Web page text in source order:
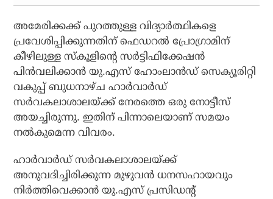
അമേരിക്കക്ക് പുറത്തുള്ള വിദ്യാര്‍ത്ഥികളെ
പ്രവേശിപ്പിക്കുന്നതിന് ഫെഡറല്‍ പ്രോഗ്രാമിന്
കീഴിലുള്ള സ്‌കൂളിന്റെ സര്‍ട്ടിഫിക്കേഷന്‍
പിന്‍വലിക്കാന്‍ യു.എസ് ഹോംലാന്‍ഡ് സെക്യൂരിറ്റി
വകുപ്പ് ബുധനാഴ്ച ഹാര്‍വാര്‍ഡ്
സര്‍വകലാശാലയ്ക്ക് നേരത്തെ ഒരു നോട്ടീസ്
അയച്ചിരുന്നു. ഇതിന് പിന്നാലെയാണ് സമയം
നല്‍കുമെന്ന വിവരം.
ഹാര്‍വാര്‍ഡ് സര്‍വകലാശാലയ്ക്ക്
അനുവദിച്ചിരിക്കുന്ന മുഴുവന്‍ ധനസഹായവും
നിര്‍ത്തിവെക്കാന്‍ യു.എസ് പ്രസിഡന്റ്